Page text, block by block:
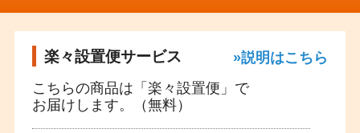
楽々設置便サービス
»説明はこちら
こちらの商品は「楽々設置便」で
お届けします。（無料）